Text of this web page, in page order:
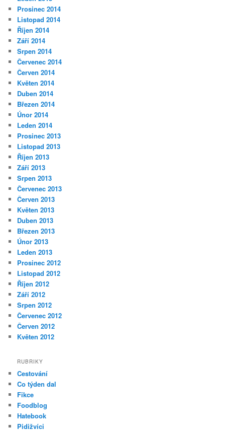
Prosinec 2014
Listopad 2014
Říjen 2014
Září 2014
Srpen 2014
Červenec 2014
Červen 2014
Květen 2014
Duben 2014
Březen 2014
Únor 2014
Leden 2014
Prosinec 2013
Listopad 2013
Říjen 2013
Září 2013
Srpen 2013
Červenec 2013
Červen 2013
Květen 2013
Duben 2013
Březen 2013
Únor 2013
Leden 2013
Prosinec 2012
Listopad 2012
Říjen 2012
Září 2012
Srpen 2012
Červenec 2012
Červen 2012
Květen 2012
RUBRIKY
Cestování
Co týden dal
Fikce
Foodblog
Hatebook
Pidižvíci